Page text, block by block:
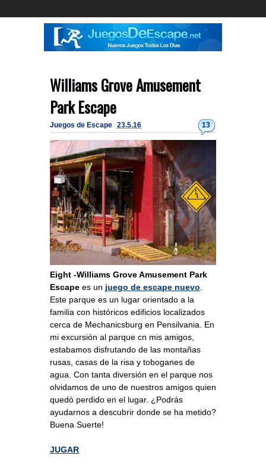
Williams Grove Amusement
Park Escape
13
Juegos de Escape 23.5.16
Eight -Williams Grove Amusement Park
Escape es un juego de escape nuevo.
Este parque es un lugar orientado a la
familia con históricos edificios localizados
cerca de Mechanicsburg en Pensilvania. En
mi excursión al parque cn mis amigos,
estabamos disfrutando de las montañas
rusas, casas de la risa y toboganes de
agua. Con tanta diversión en el parque nos
olvidamos de uno de nuestros amigos quien
quedó perdido en el lugar. ¿Podrás
ayudarnos a descubrir donde se ha metido?
Buena Suerte!
JUGAR